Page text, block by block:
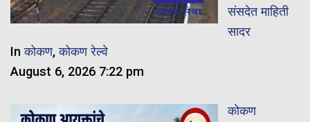
संसदेत माहिती
सादर
Inकोकण,कोकण रेल्वे
August 6, 2026 7:22 pm
कोकण